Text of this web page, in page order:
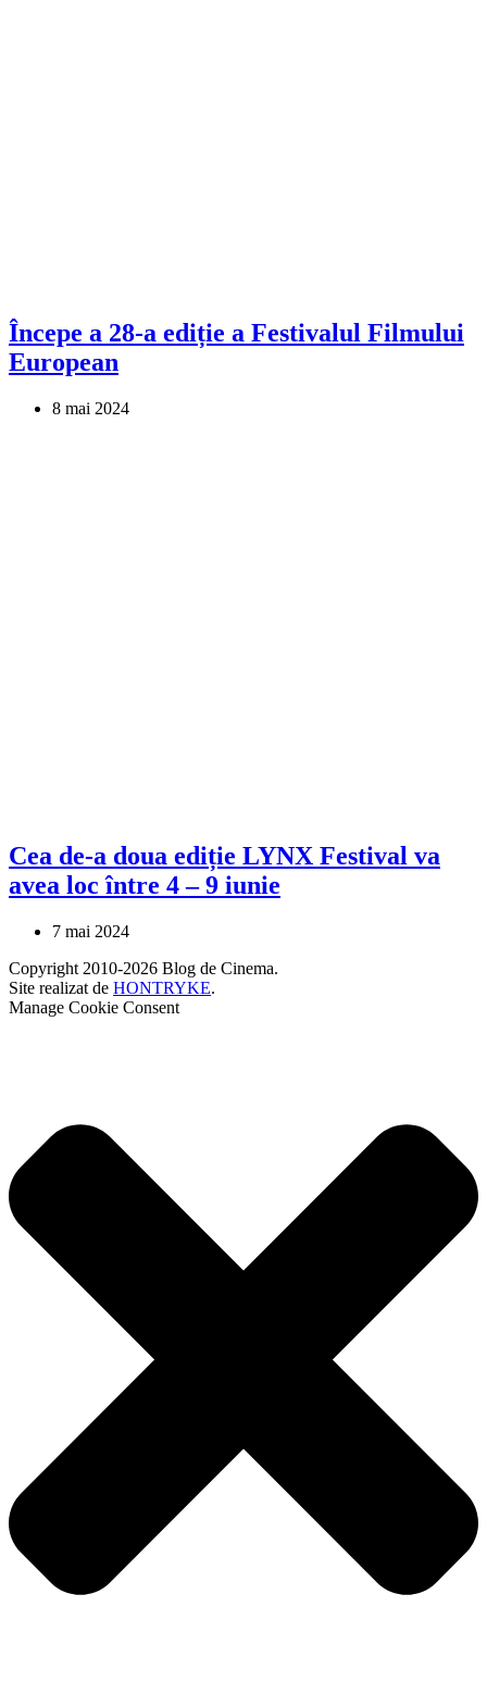
Începe a 28-a ediție a Festivalul Filmului
European
8 mai 2024
Cea de-a doua ediție LYNX Festival va
avea loc între 4 – 9 iunie
7 mai 2024
Copyright 2010-2026 Blog de Cinema.
Site realizat de HONTRYKE.
Manage Cookie Consent